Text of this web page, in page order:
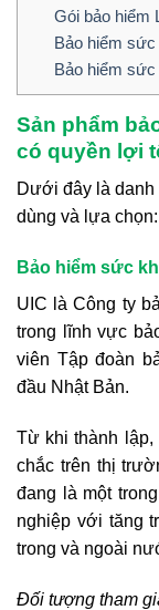
Gói bảo hiểm
Bảo hiểm sức
Bảo hiểm
Sản phẩm
có quyền lợi
Dưới đây là
dùng và lựa chọn:
Bảo hiểm sức
UIC là Công ty
trong lĩnh vực
viên Tập đoàn
đầu Nhật Bản.
Từ khi thành
chắc trên thị
đang là một
nghiệp với tăng
trong và ngoài
Đối tượng tham